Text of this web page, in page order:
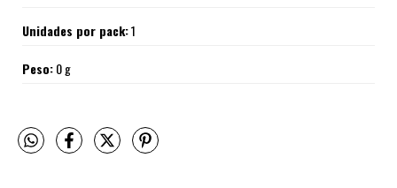
Unidades por pack:1
Peso:0 g